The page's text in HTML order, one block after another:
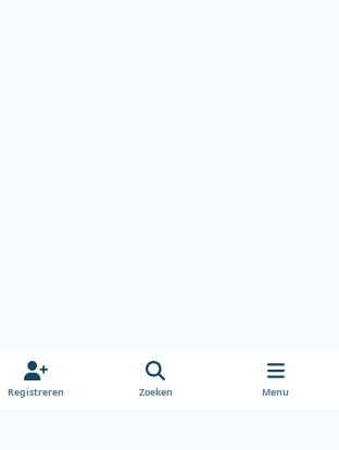
Registreren Zoeken Menu